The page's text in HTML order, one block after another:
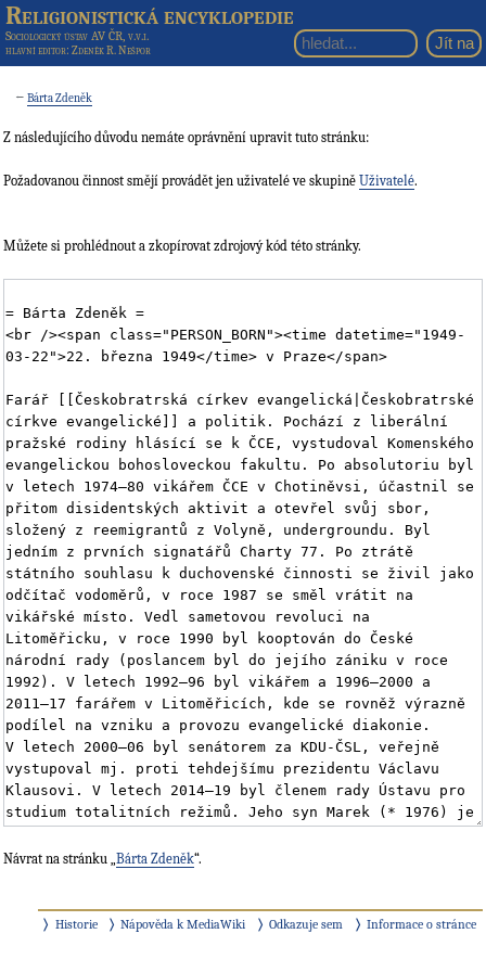
Religionistická encyklopedie
Sociologický ústav AV ČR, v.v.i.
hlavní editor: Zdeněk R. Nešpor
←Bárta Zdeněk
Z následujícího důvodu nemáte oprávnění upravit tuto stránku:
Požadovanou činnost smějí provádět jen uživatelé ve skupině Uživatelé.
Můžete si prohlédnout a zkopírovat zdrojový kód této stránky.
Návrat na stránku „ Bárta Zdeněk“.
Historie Nápověda k MediaWiki Odkazuje sem Informace o stránce